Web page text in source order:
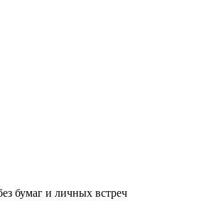
бумаг и личных встреч